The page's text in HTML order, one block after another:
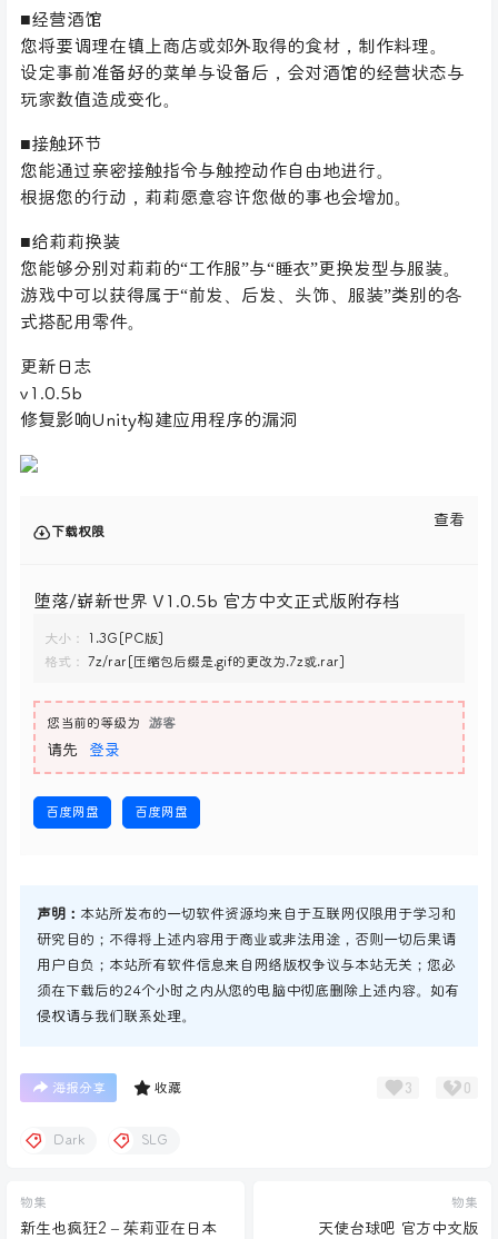
■经营酒馆
您将要调理在镇上商店或郊外取得的食材，制作料理。
设定事前准备好的菜单与设备后，会对酒馆的经营状态与
玩家数值造成变化。
■接触环节
您能通过亲密接触指令与触控动作自由地进行。
根据您的行动，莉莉愿意容许您做的事也会增加。
■给莉莉换装
您能够分别对莉莉的“工作服”与“睡衣”更换发型与服装。
游戏中可以获得属于“前发、后发、头饰、服装”类别的各
式搭配用零件。
更新日志
v1.0.5b
修复影响Unity构建应用程序的漏洞
下载权限
查看
堕落/崭新世界 V1.0.5b 官方中文正式版附存档
大小：
1.3G[PC版]
格式：
7z/rar[压缩包后缀是.gif的更改为.7z或.rar]
您当前的等级为 游客
请先 登录
百度网盘 百度网盘
声明： 本站所发布的一切软件资源均来自于互联网仅限用于学习和
研究目的；不得将上述内容用于商业或非法用途，否则一切后果请
用户自负；本站所有软件信息来自网络版权争议与本站无关；您必
须在下载后的24个小时之内从您的电脑中彻底删除上述内容。如有
侵权请与我们联系处理。
海报分享 收藏 3 0
Dark SLG
物集
新生也疯狂2 – 茱莉亚在日本
物集
天使台球吧 官方中文版